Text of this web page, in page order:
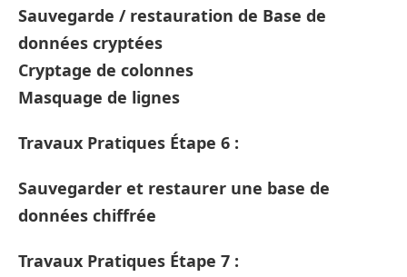
Sauvegarde / restauration de Base de
données cryptées
Cryptage de colonnes
Masquage de lignes
Travaux Pratiques Étape 6 :
Sauvegarder et restaurer une base de
données chiffrée
Travaux Pratiques Étape 7 :